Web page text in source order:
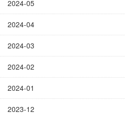
2024-05
2024-04
2024-03
2024-02
2024-01
2023-12